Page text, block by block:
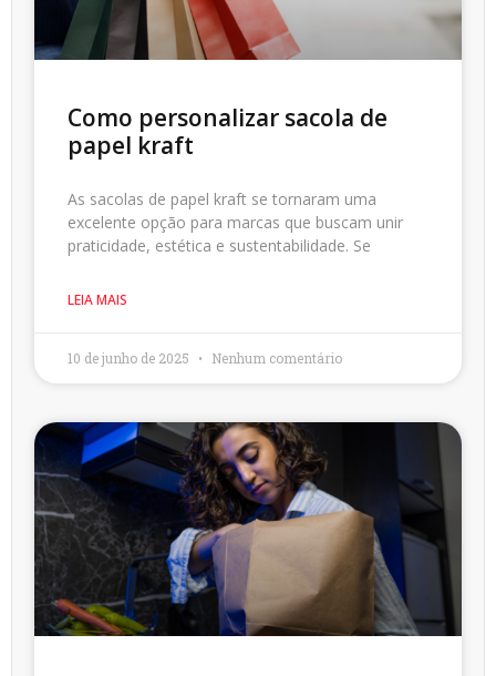
Como personalizar sacola de
papel kraft
As sacolas de papel kraft se tornaram uma
excelente opção para marcas que buscam unir
praticidade, estética e sustentabilidade. Se
LEIA MAIS
10 de junho de 2025 Nenhum comentário